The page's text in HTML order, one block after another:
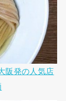
阪発の人気店